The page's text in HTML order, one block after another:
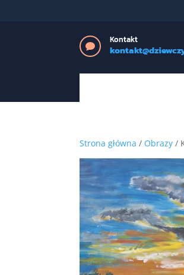

Kontakt
Strona główna / Obrazy /